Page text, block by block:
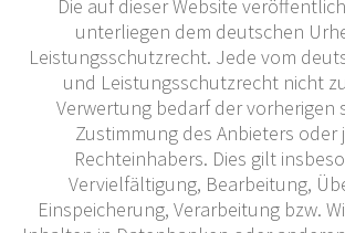
Die auf dieser Website
unterliegen dem deutschen
Leistungsschutzrecht. Jede vom
und Leistungsschutzrecht nicht
Verwertung bedarf der vorherigen
Zustimmung des Anbieters oder
Rechteinhabers. Dies gilt
Vervielfältigung, Bearbeitung,
Einspeicherung, Verarbeitung bzw.